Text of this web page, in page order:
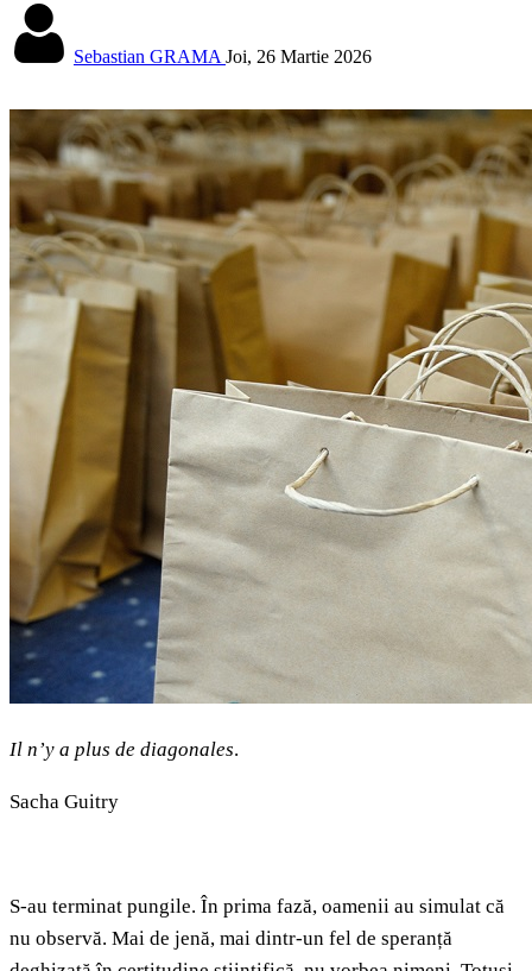
Sebastian GRAMA Joi, 26 Martie 2026
Il n’y a plus de diagonales.
Sacha Guitry
S-au terminat pungile. În prima fază, oamenii au simulat că
nu observă. Mai de jenă, mai dintr-un fel de speranță